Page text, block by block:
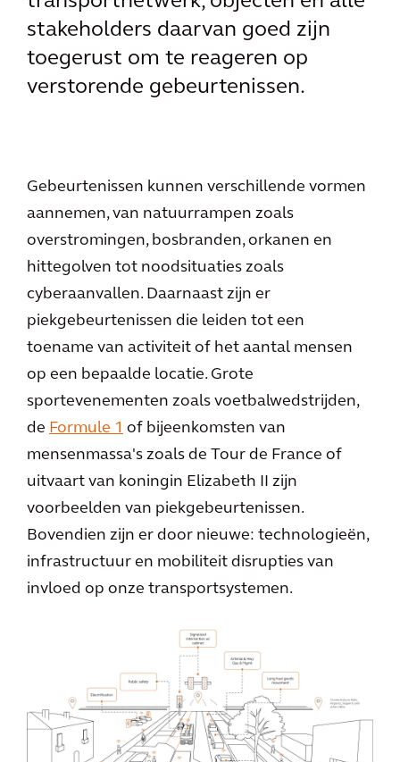
stakeholders daarvan goed zijn
toegerust om te reageren op
verstorende gebeurtenissen.
Gebeurtenissen kunnen verschillende vormen
aannemen, van natuurrampen zoals
overstromingen, bosbranden, orkanen en
hittegolven tot noodsituaties zoals
cyberaanvallen. Daarnaast zijn er
piekgebeurtenissen die leiden tot een
toename van activiteit of het aantal mensen
op een bepaalde locatie. Grote
sportevenementen zoals voetbalwedstrijden,
de Formule 1 of bijeenkomsten van
mensenmassa's zoals de Tour de France of
uitvaart van koningin Elizabeth II zijn
voorbeelden van piekgebeurtenissen.
Bovendien zijn er door nieuwe: technologieën,
infrastructuur en mobiliteit disrupties van
invloed op onze transportsystemen.